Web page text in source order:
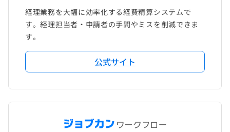
経理業務を大幅に効率化する経費精算システムで
す。経理担当者・申請者の手間やミスを削減できま
す。
公式サイト